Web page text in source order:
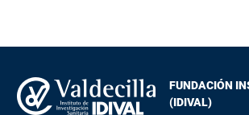
FUNDACIÓN
(IDIVAL)